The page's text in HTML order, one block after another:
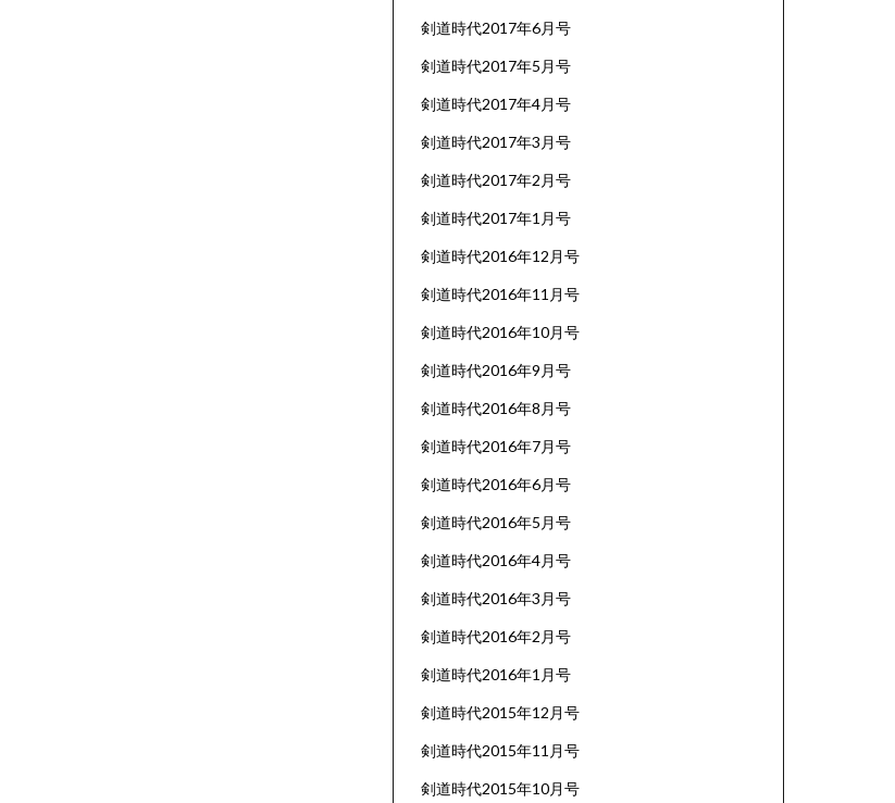
剣道時代2017年6月号
剣道時代2017年5月号
剣道時代2017年4月号
剣道時代2017年3月号
剣道時代2017年2月号
剣道時代2017年1月号
剣道時代2016年12月号
剣道時代2016年11月号
剣道時代2016年10月号
剣道時代2016年9月号
剣道時代2016年8月号
剣道時代2016年7月号
剣道時代2016年6月号
剣道時代2016年5月号
剣道時代2016年4月号
剣道時代2016年3月号
剣道時代2016年2月号
剣道時代2016年1月号
剣道時代2015年12月号
剣道時代2015年11月号
剣道時代2015年10月号